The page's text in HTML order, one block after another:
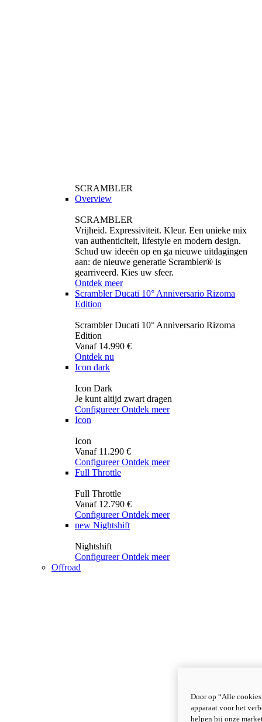
SCRAMBLER
Overview
SCRAMBLER
Vrijheid. Expressiviteit. Kleur. Een unieke mix
van authenticiteit, lifestyle en modern design.
Schud uw ideeën op en ga nieuwe uitdagingen
aan: de nieuwe generatie Scrambler® is
gearriveerd. Kies uw sfeer.
Ontdek meer
Scrambler Ducati 10° Anniversario Rizoma
Edition
Scrambler Ducati 10° Anniversario Rizoma
Edition
Vanaf 14.990 €
Ontdek nu
Icon dark
Icon Dark
Je kunt altijd zwart dragen
Configureer Ontdek meer
Icon
Icon
Vanaf 11.290 €
Configureer Ontdek meer
Full Throttle
Full Throttle
Vanaf 12.790 €
Configureer Ontdek meer
new Nightshift
Nightshift
Configureer Ontdek meer
Offroad
Door op “Alle
apparaat voor het
helpen bij onze